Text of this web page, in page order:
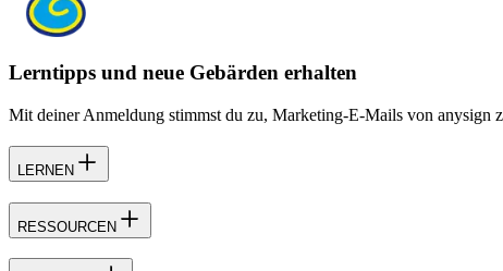
Lerntipps und neue Gebärden erhalten
Mit deiner Anmeldung stimmst du zu, Marketing-E-Mails von anysign
LERNEN
RESSOURCEN